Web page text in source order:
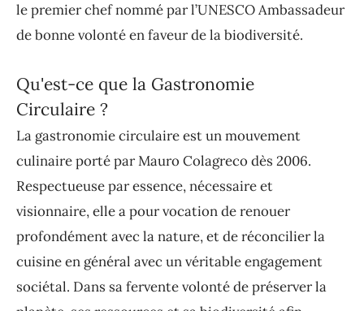
le premier chef nommé par l’UNESCO Ambassadeur
de bonne volonté en faveur de la biodiversité.
Qu'est-ce que la Gastronomie
Circulaire ?
La gastronomie circulaire est un mouvement
culinaire porté par Mauro Colagreco dès 2006.
Respectueuse par essence, nécessaire et
visionnaire, elle a pour vocation de renouer
profondément avec la nature, et de réconcilier la
cuisine en général avec un véritable engagement
sociétal. Dans sa fervente volonté de préserver la